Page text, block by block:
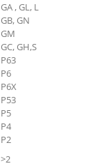
GA , GL, L
GB, GN
GM
GC, GH,S
P63
P6
P6X
P53
P5
P4
P2
>2